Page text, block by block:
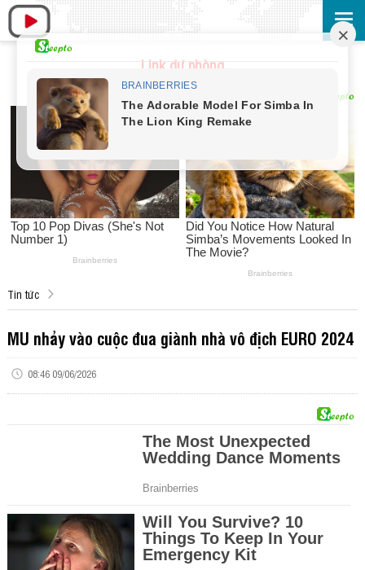
Link dự phòng
Tin tức
MU nhảy vào cuộc đua giành nhà vô địch EURO 2024
08:46 09/06/2026